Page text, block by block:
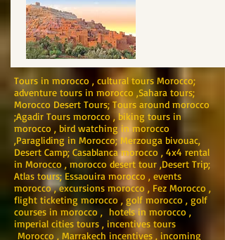
Tours in morocco , cultural tours Morocco;
adventure tours in morocco ,Sahara tours;
Morocco Desert Tours; Tours around morocco
;Agadir Tours morocco , biking tours in
morocco , bird watching in morocco
,Paragliding in Morocco; Merzouga bivouac,
Desert Camp; Casablanca morocco , 4x4 rental
in Morocco , morocco desert tour ,Desert Trip;
Atlas tours; Essaouira morocco , events
morocco , excursions morocco , Fez Morocco ,
flight ticketing morocco , golf morocco , golf
courses in morocco , hotels in morocco ,
imperial cities tours , incentives tours
Morocco , Marrakech incentives , incoming